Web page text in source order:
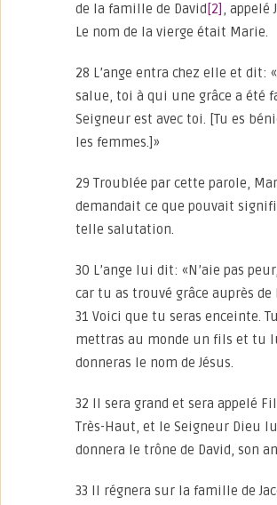
de la famille de David [2] , appelé
Le nom de la vierge était Marie.
28 L’ange entra chez elle et dit:
salue, toi à qui une grâce a été
Seigneur est avec toi. [Tu es
les femmes.]»
29 Troublée par cette parole,
demandait ce que pouvait
telle salutation.
30 L’ange lui dit: «N’aie pas
car tu as trouvé grâce auprès de
31 Voici que tu seras enceinte. Tu
mettras au monde un fils et tu
donneras le nom de Jésus.
32 Il sera grand et sera appelé
Très-Haut, et le Seigneur Dieu
donnera le trône de David, son
33 Il régnera sur la famille de